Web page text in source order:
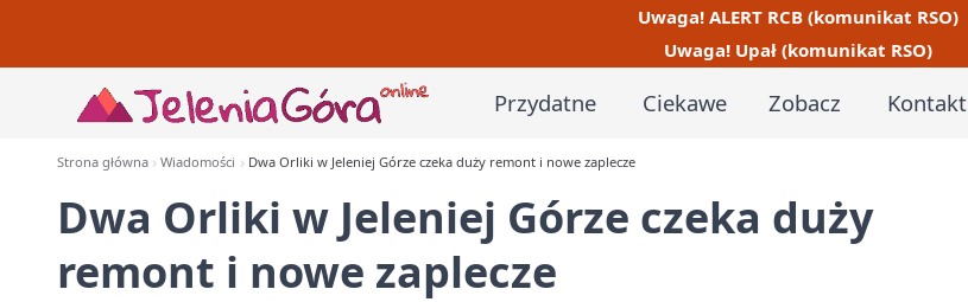
Uwaga! ALERT RCB (komunikat RSO)
Uwaga! Upał (komunikat RSO)
Przydatne Ciekawe Zobacz Kontakt
Strona główna Wiadomości Dwa Orliki w Jeleniej Górze czeka duży remont i nowe zaplecze
Dwa Orliki w Jeleniej Górze czeka duży
remont i nowe zaplecze